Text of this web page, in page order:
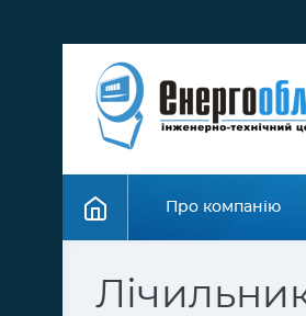
Про компанію